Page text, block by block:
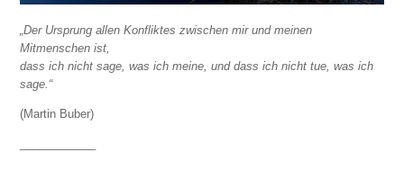
„Der Ursprung allen Konfliktes zwischen mir und meinen
Mitmenschen ist,
dass ich nicht sage, was ich meine, und dass ich nicht tue, was ich
sage.“
(Martin Buber)